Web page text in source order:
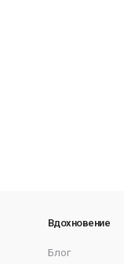
Вдохновение
Блог